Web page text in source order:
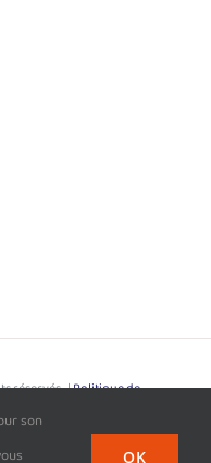
réservés |Politique de
L'Agence Loupiote
son
OK